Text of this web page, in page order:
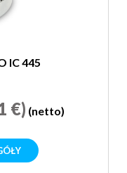
IC 445
€) (netto)